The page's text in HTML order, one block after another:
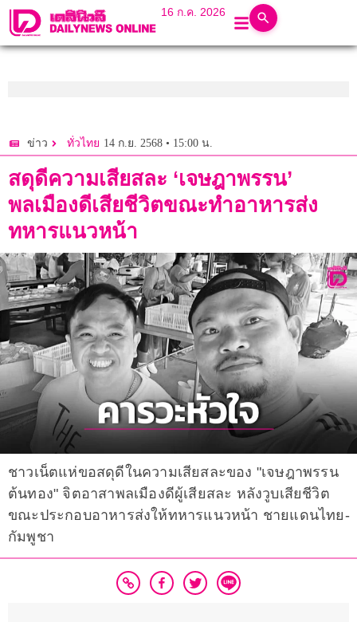
16 ก.ค. 2026
ข่าว ทั่วไทย 14 ก.ย. 2568 • 15:00 น.
สดุดีความเสียสละ ‘เจษฎาพรรน’
พลเมืองดีเสียชีวิตขณะทำอาหารส่ง
ทหารแนวหน้า
ชาวเน็ตแห่ขอสดุดีในความเสียสละของ "เจษฎาพรรน
ต้นทอง" จิตอาสาพลเมืองดีผู้เสียสละ หลังวูบเสียชีวิต
ขณะประกอบอาหารส่งให้ทหารแนวหน้า ชายแดนไทย-
กัมพูชา